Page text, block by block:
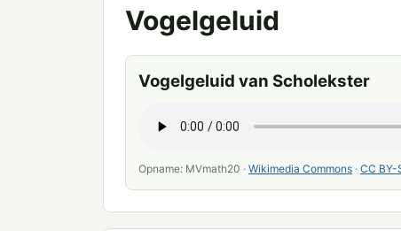
Vogelgeluid
Vogelgeluid van Scholekster
Opname: MVmath20 · Wikimedia Commons · CC BY-